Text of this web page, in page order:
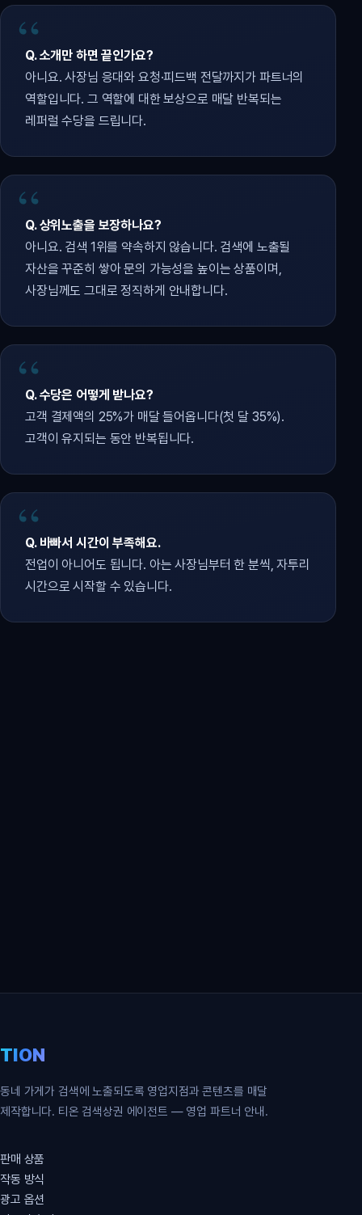
Q. 소개만 하면 끝인가요?
아니요. 사장님 응대와 요청·피드백 전달까지가 파트너의
역할입니다. 그 역할에 대한 보상으로 매달 반복되는
레퍼럴 수당을 드립니다.
Q. 상위노출을 보장하나요?
아니요. 검색 1위를 약속하지 않습니다. 검색에 노출될
자산을 꾸준히 쌓아 문의 가능성을 높이는 상품이며,
사장님께도 그대로 정직하게 안내합니다.
Q. 수당은 어떻게 받나요?
고객 결제액의 25%가 매달 들어옵니다(첫 달 35%).
고객이 유지되는 동안 반복됩니다.
Q. 바빠서 시간이 부족해요.
전업이 아니어도 됩니다. 아는 사장님부터 한 분씩, 자투리
시간으로 시작할 수 있습니다.
TION
동네 가게가 검색에 노출되도록 영업지점과 콘텐츠를 매달
제작합니다. 티온 검색상권 에이전트 — 영업 파트너 안내.
판매 상품
작동 방식
광고 옵션